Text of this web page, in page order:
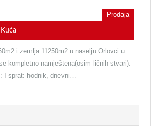
Prodaja
i zemlja 11250m2 u naselju Orlovci u
kompletno namještena(osim ličnih stvari).
I sprat: hodnik, dnevni…